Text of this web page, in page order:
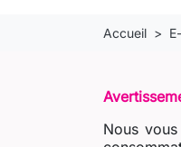
Accueil
Nous